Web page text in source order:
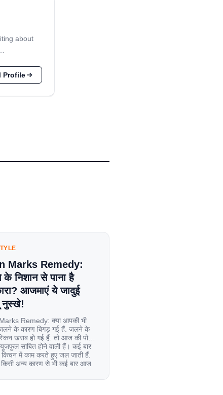
about
Profile
Marks Remedy:
निशान से पाना है
आजमाएं ये जादुई
नुस्खे!
Remedy: क्या आपकी भी
के कारण बिगड़ गई हैं. जलने के
खराब हो गई हैं. तो आज की पोस्ट
साबित होने वाली हैं। कई बार
किचन में काम करते हुए जल जाती हैं.
किसी अन्य कारण से भी कई बार आज